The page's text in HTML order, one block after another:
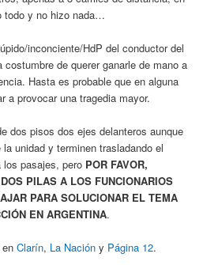
todo y no hizo nada…
inconciente/HdP del conductor del
de querer ganarle de mano a
Hasta es probable que en alguna
a provocar una tragedia mayor.
dos pisos dos ejes delanteros aunque
unidad y terminen trasladando el
los pasajes, pero POR FAVOR,
PILAS A LOS FUNCIONARIOS
PARA SOLUCIONAR EL TEMA
EN ARGENTINA.
enClarín, La Nación y Página 12.